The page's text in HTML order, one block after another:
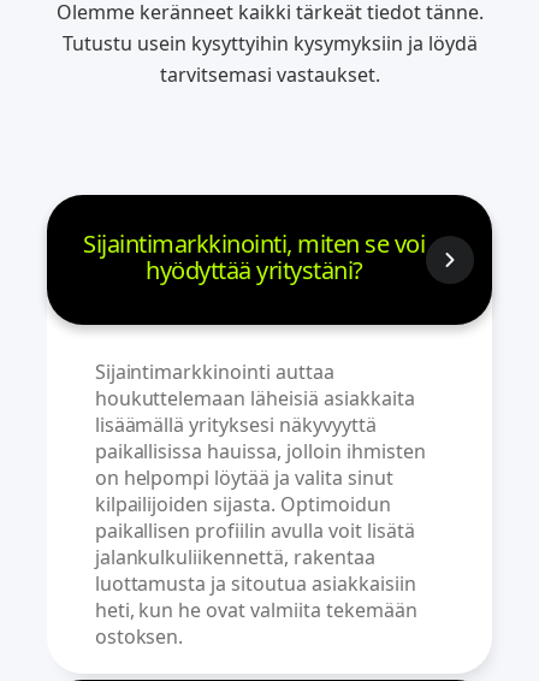
Olemme keränneet kaikki tärkeät tiedot tänne.
Tutustu usein kysyttyihin kysymyksiin ja löydä
tarvitsemasi vastaukset.
Sijaintimarkkinointi, miten se voi
hyödyttää yritystäni?
Sijaintimarkkinointi auttaa
houkuttelemaan läheisiä asiakkaita
lisäämällä yrityksesi näkyvyyttä
paikallisissa hauissa, jolloin ihmisten
on helpompi löytää ja valita sinut
kilpailijoiden sijasta. Optimoidun
paikallisen profiilin avulla voit lisätä
jalankulkuliikennettä, rakentaa
luottamusta ja sitoutua asiakkaisiin
heti, kun he ovat valmiita tekemään
ostoksen.